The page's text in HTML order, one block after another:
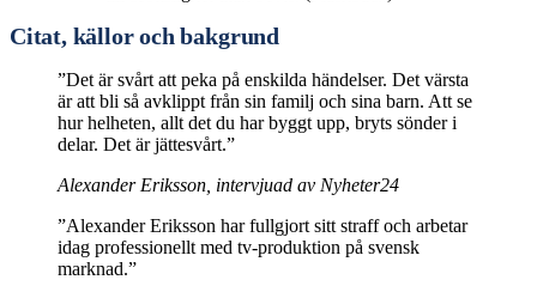
Citat, källor och bakgrund
”Det är svårt att peka på enskilda händelser. Det värsta
är att bli så avklippt från sin familj och sina barn. Att se
hur helheten, allt det du har byggt upp, bryts sönder i
delar. Det är jättesvårt.”
Alexander Eriksson, intervjuad av Nyheter24
”Alexander Eriksson har fullgjort sitt straff och arbetar
idag professionellt med tv-produktion på svensk
marknad.”